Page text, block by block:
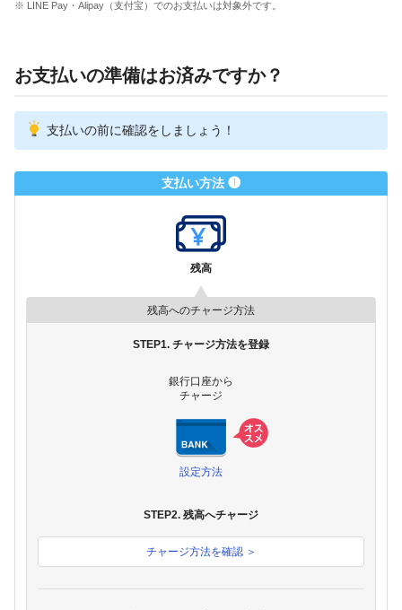
※ LINE Pay・Alipay（支付宝）でのお支払いは対象外です。
お支払いの準備はお済みですか？
支払いの前に確認をしましょう！
支払い方法 ❶
残高
残高へのチャージ方法
STEP1. チャージ方法を登録
銀行口座から
チャージ
設定方法
STEP2. 残高へチャージ
チャージ方法を確認 ＞